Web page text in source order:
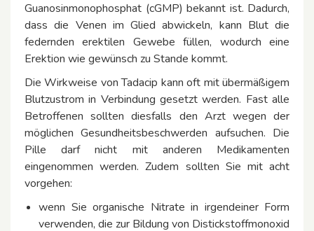
Guanosinmonophosphat (cGMP) bekannt ist. Dadurch,
dass die Venen im Glied abwickeln, kann Blut die
federnden erektilen Gewebe füllen, wodurch eine
Erektion wie gewünsch zu Stande kommt.
Die Wirkweise von Tadacip kann oft mit übermäßigem
Blutzustrom in Verbindung gesetzt werden. Fast alle
Betroffenen sollten diesfalls den Arzt wegen der
möglichen Gesundheitsbeschwerden aufsuchen. Die
Pille darf nicht mit anderen Medikamenten
eingenommen werden. Zudem sollten Sie mit acht
vorgehen:
wenn Sie organische Nitrate in irgendeiner Form
verwenden, die zur Bildung von Distickstoffmonoxid